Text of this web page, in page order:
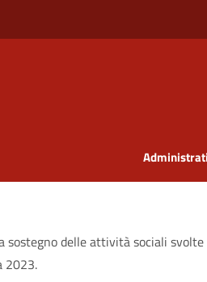
sostegno delle attività sociali
2023.